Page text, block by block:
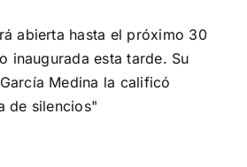
abierta hasta el próximo 30
inaugurada esta tarde. Su
Medina la calificó
de silencios"